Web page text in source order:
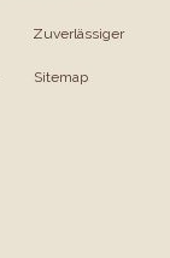
Zuverlässiger
Sitemap